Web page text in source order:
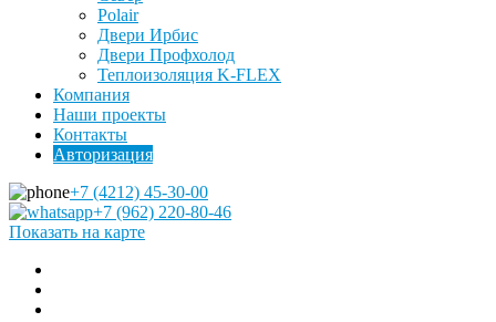
Polair
Двери Ирбис
Двери Профхолод
Теплоизоляция K-FLEX
Компания
Наши проекты
Контакты
Авторизация
+7 (4212) 45-30-00
+7 (962) 220-80-46
Показать на карте